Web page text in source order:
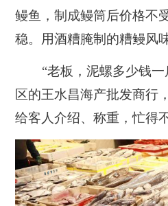
鳗鱼，制成鳗筒后价格不
稳。用酒糟腌制的糟鳗风
“老板，泥螺多少钱
区的王水昌海产批发商行
给客人介绍、称重，忙得